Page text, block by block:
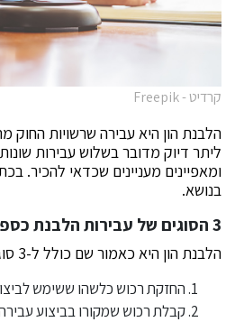
קרדיט - Freepik
הלבנת הון היא עבירה שרשויות החוק
ליתר דיוק מדובר בשלוש עבירות
ומאפיינים מעניינים שכדאי להכיר.
בנושא.
3 הסוגים של עבירות הלבנת כספים
הלבנת הון היא כאמור שם כולל ל-3 סוגי עבירות:
החזקת רכוש כלשהו ששימש
קבלת רכוש שמקורו בביצוע עבירה